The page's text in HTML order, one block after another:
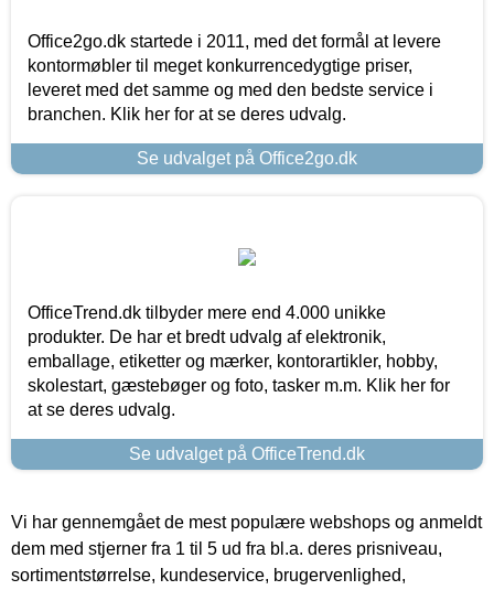
Office2go.dk startede i 2011, med det formål at levere
kontormøbler til meget konkurrencedygtige priser,
leveret med det samme og med den bedste service i
branchen. Klik her for at se deres udvalg.
Se udvalget på Office2go.dk
OfficeTrend.dk tilbyder mere end 4.000 unikke
produkter. De har et bredt udvalg af elektronik,
emballage, etiketter og mærker, kontorartikler, hobby,
skolestart, gæstebøger og foto, tasker m.m. Klik her for
at se deres udvalg.
Se udvalget på OfficeTrend.dk
Vi har gennemgået de mest populære webshops og anmeldt
dem med stjerner fra 1 til 5 ud fra bl.a. deres prisniveau,
sortimentstørrelse, kundeservice, brugervenlighed,